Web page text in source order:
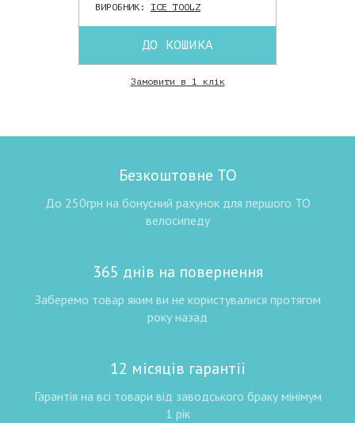
ВИРОБНИК: ICE TOOLZ
ДО КОШИКА
Замовити в 1 клік
Безкоштовне ТО
До 250грн на бонусний рахунок для першого ТО
велосипеду
365 днів на повернення
Заберемо товар яким ви не користувалися протягом
року назад
12 місяців гарантії
Гарантія на всі товари від заводського браку мінімум
1 рік